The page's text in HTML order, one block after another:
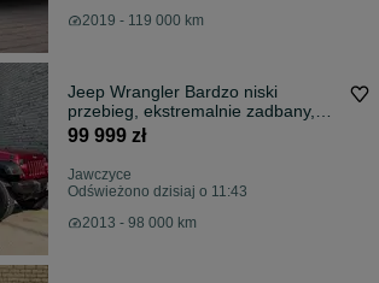
2019 - 119 000 km
Jeep Wrangler Bardzo niski
przebieg, ekstremalnie zadbany,
Unlimited Pentastar 3.6
99 999 zł
Jawczyce
Odświeżono dzisiaj o 11:43
2013 - 98 000 km